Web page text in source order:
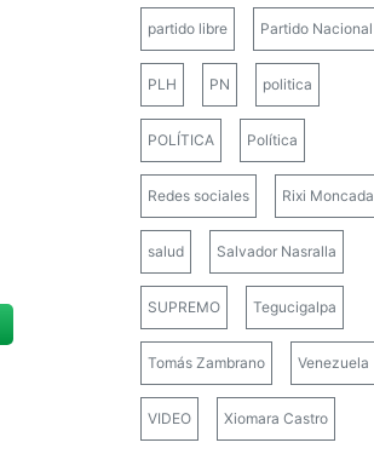
partido libre Partido Nacional
PLH PN politica
POLÍTICA Política
Redes sociales Rixi Moncada
salud Salvador Nasralla
SUPREMO Tegucigalpa
Tomás Zambrano Venezuela
VIDEO Xiomara Castro